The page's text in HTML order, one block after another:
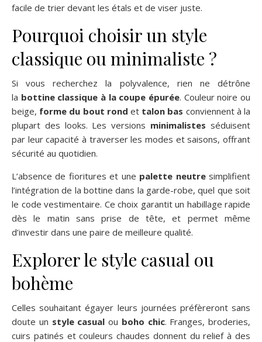
facile de trier devant les étals et de viser juste.
Pourquoi choisir un style
classique ou minimaliste ?
Si vous recherchez la polyvalence, rien ne détrône
la bottine classique à la coupe épurée. Couleur noire ou
beige, forme du bout rond et talon bas conviennent à la
plupart des looks. Les versions minimalistes séduisent
par leur capacité à traverser les modes et saisons, offrant
sécurité au quotidien.
L’absence de fioritures et une palette neutresimplifient
l’intégration de la bottine dans la garde-robe, quel que soit
le code vestimentaire. Ce choix garantit un habillage rapide
dès le matin sans prise de tête, et permet même
d’investir dans une paire de meilleure qualité.
Explorer le style casual ou
bohème
Celles souhaitant égayer leurs journées préfèreront sans
doute un style casual ou boho chic. Franges, broderies,
cuirs patinés et couleurs chaudes donnent du relief à des